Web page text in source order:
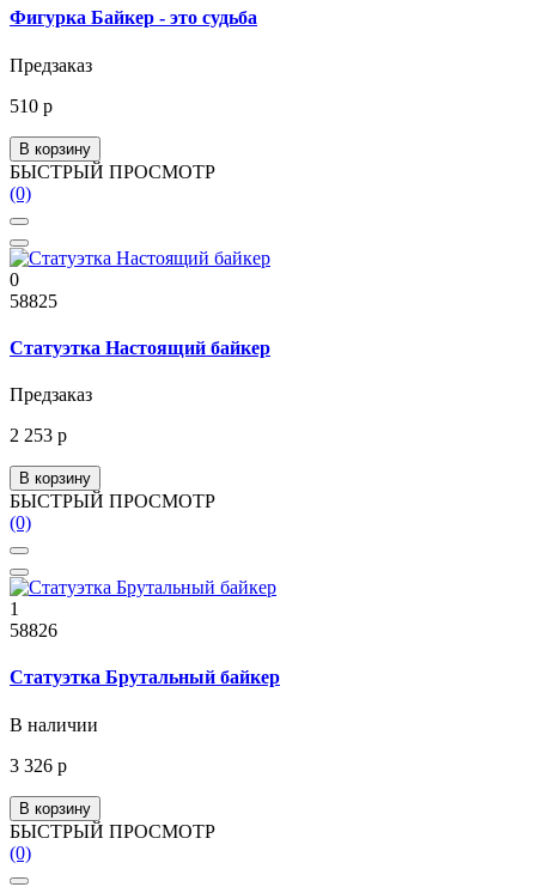
Фигурка Байкер - это судьба
Предзаказ
510 р
В корзину
БЫСТРЫЙ ПРОСМОТР
(0)
0
58825
Статуэтка Настоящий байкер
Предзаказ
2 253 р
В корзину
БЫСТРЫЙ ПРОСМОТР
(0)
1
58826
Статуэтка Брутальный байкер
В наличии
3 326 р
В корзину
БЫСТРЫЙ ПРОСМОТР
(0)